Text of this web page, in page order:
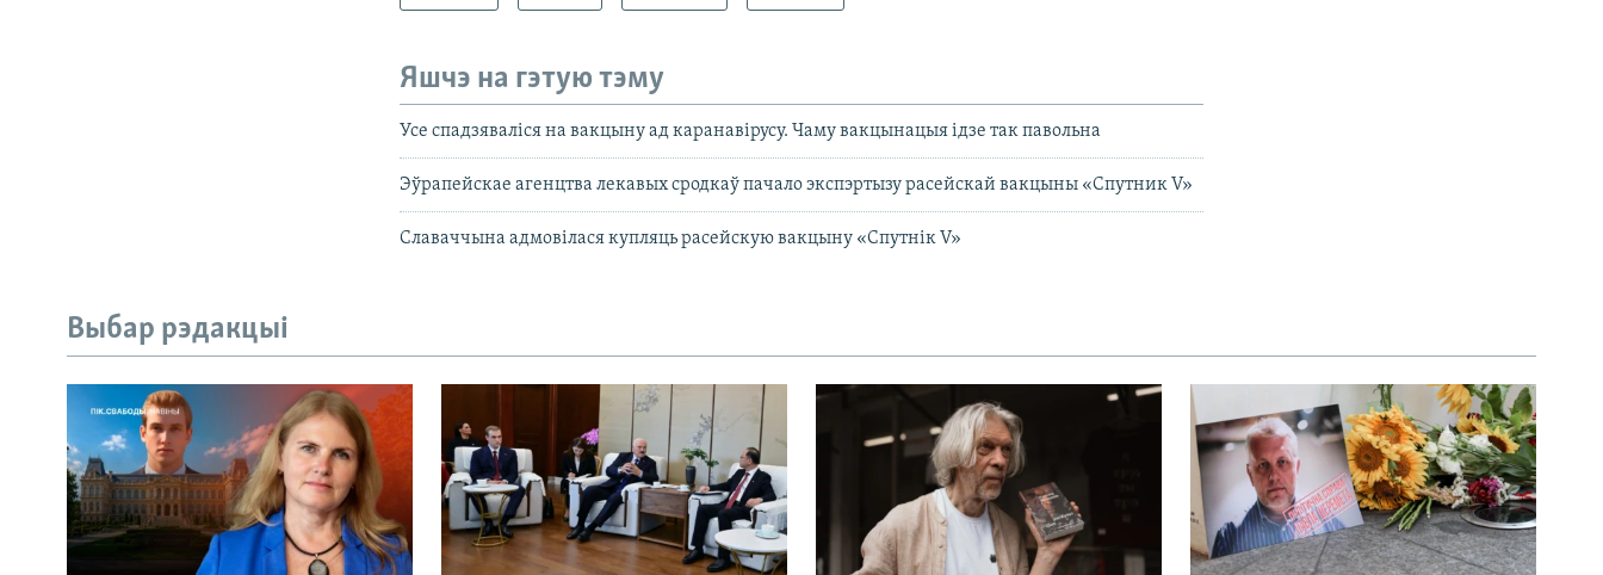
Яшчэ на гэтую тэму
Усе спадзяваліся на вакцыну ад каранавірусу. Чаму вакцынацыя ідзе так павольна
Эўрапейскае агенцтва лекавых сродкаў пачало экспэртызу расейскай вакцыны «Спутник V»
Славаччына адмовілася купляць расейскую вакцыну «Спутнік V»
Выбар рэдакцыі